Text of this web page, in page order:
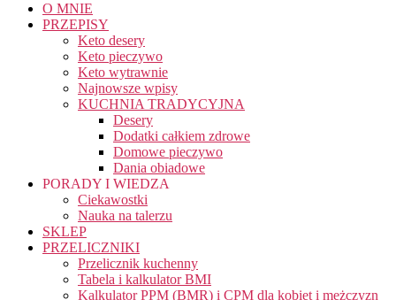
O MNIE
PRZEPISY
Keto desery
Keto pieczywo
Keto wytrawnie
Najnowsze wpisy
KUCHNIA TRADYCYJNA
Desery
Dodatki całkiem zdrowe
Domowe pieczywo
Dania obiadowe
PORADY I WIEDZA
Ciekawostki
Nauka na talerzu
SKLEP
PRZELICZNIKI
Przelicznik kuchenny
Tabela i kalkulator BMI
Kalkulator PPM (BMR) i CPM dla kobiet i mężczyzn